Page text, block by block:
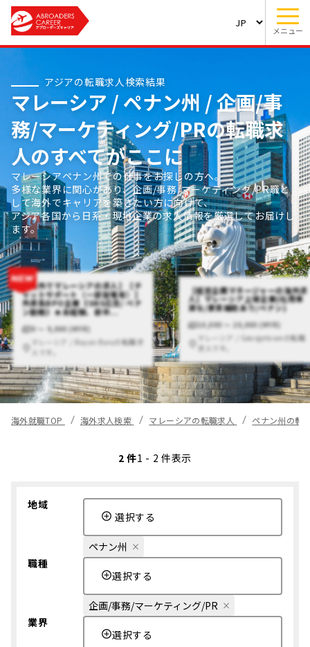
メニュー
アジアの転職求人検索結果
マレーシア / ペナン州 / 企画/事
務/マーケティング/PRの転職求
人のすべてがここに
マレーシアペナン州での仕事をお探しの方へ。
多様な業界に関心があり、企画/事務/マーケティング/PR職と
して海外でキャリアを築きたい方に向けて、
アジア各国から日系・現地企業の求人情報を厳選してお届けし
ます。
【海外でマレーシアの求人】【チ
ャットサポート（一部架電有）】
外資系BPO企業《SNS広告/ ペナ
ン勤務》★未経験、新卒...
0 〜 9,000 (MYR)
マレーシア / Bayan Baruの転職求
人です。
【経営企画マネージャーの海外求
人】マレーシア上場企業(社用車
貸与/家賃補助あり/ペナン)
10,000 〜 20,000 (MYR)
マレーシア / Georgetownの転職
求人です。
海外就職TOP 海外求人検索 マレーシアの転職求人 ペナン州の転
2 件1 - 2 件表示
地域
選択する
ペナン州
職種
選択する
企画/事務/マーケティング/PR
業界
選択する